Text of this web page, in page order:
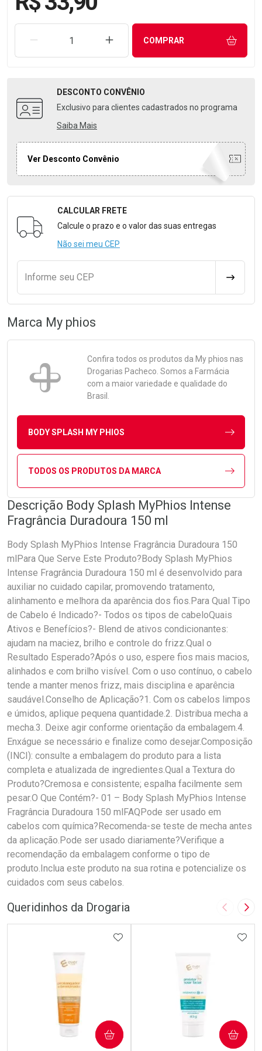
REMOVER UMA UNIDADEAUMENTAR UMA UNIDADE
COMPRAR
DESCONTO CONVÊNIO
Exclusivo para clientes cadastrados no programa
Saiba Mais
Ver Desconto Convênio
Formulário para Calcular o Frete
CALCULAR FRETE
Calcule o prazo e o valor das suas entregas
Não sei meu CEP
Informe seu CEP
Marca My phios
Confira todos os produtos da My phios nas
Drogarias Pacheco. Somos a Farmácia
com a maior variedade e qualidade do
Brasil.
BODY SPLASH MY PHIOS
TODOS OS PRODUTOS DA MARCA
Descrição Body Splash MyPhios Intense
Fragrância Duradoura 150 ml
Body Splash MyPhios Intense Fragrância Duradoura 150
mlPara Que Serve Este Produto?Body Splash MyPhios
Intense Fragrância Duradoura 150 ml é desenvolvido para
auxiliar no cuidado capilar, promovendo tratamento,
alinhamento e melhora da aparência dos fios.Para Qual Tipo
de Cabelo é Indicado?- Todos os tipos de cabeloQuais
Ativos e Benefícios?- Blend de ativos condicionantes:
ajudam na maciez, brilho e controle do frizz.Qual o
Resultado Esperado?Após o uso, espere fios mais macios,
alinhados e com brilho visível. Com o uso contínuo, o cabelo
tende a manter menos frizz, mais disciplina e aparência
saudável.Conselho de Aplicação?1. Com os cabelos limpos
e úmidos, aplique pequena quantidade.2. Distribua mecha a
mecha.3. Deixe agir conforme orientação da embalagem.4.
Enxágue se necessário e finalize como desejar.Composição
(INCI): consulte a embalagem do produto para a lista
completa e atualizada de ingredientes.Qual a Textura do
Produto?Cremosa e consistente; espalha facilmente sem
pesar.O Que Contém?- 01 – Body Splash MyPhios Intense
Fragrância Duradoura 150 mlFAQPode ser usado em
cabelos com química?Recomenda-se teste de mecha antes
da aplicação.Pode ser usado diariamente?Verifique a
recomendação da embalagem conforme o tipo de
produto.Inclua este produto na sua rotina e potencialize os
cuidados com seus cabelos.
Queridinhos da Drogaria Imagem
ADICIONAR AOS FAVORITOS
COMPRAR COMPRAR